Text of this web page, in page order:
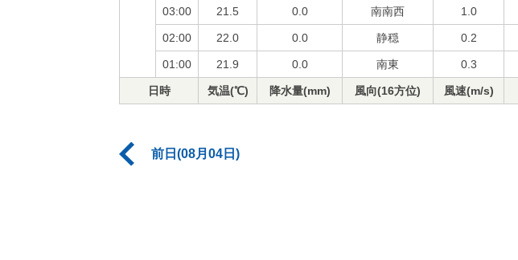
03:00 21.5 0.0 南南西 1.0
02:00 22.0 0.0 静穏 0.2
01:00 21.9 0.0 南東 0.3
日時 気温(℃) 降水量(mm) 風向(16方位) 風速(m/s)
前日(08月04日)